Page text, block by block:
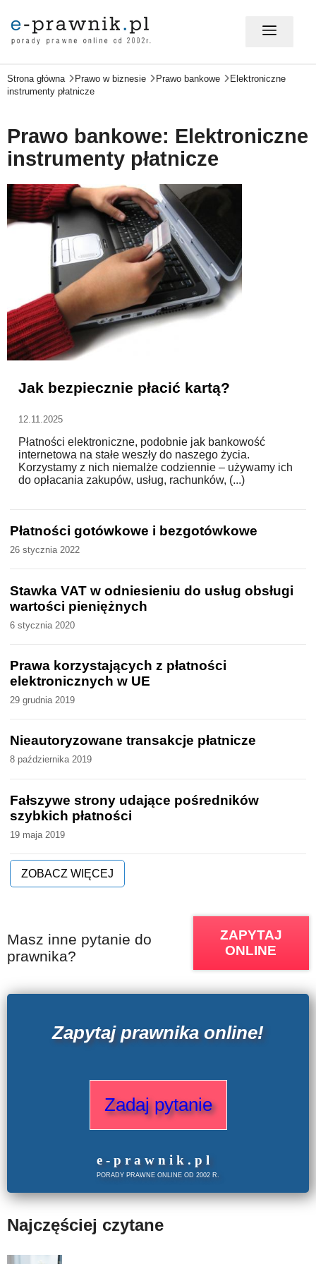
MÓJ E-PRAWNIK - LOGOWANIE
PORADY PRAWNE ONLINE
PRAWO NA CO DZIEŃ
PRAWO W BIZNESIE
ZMIANY W PRAWIE
WZORY DOKUMENTÓW
FORUM PRAWNE
Strona główna Prawo w biznesie Prawo bankowe
Elektroniczne
instrumenty płatnicze
Prawo bankowe: Elektroniczne
instrumenty płatnicze
Jak bezpiecznie płacić kartą?
12.11.2025
Płatności elektroniczne, podobnie jak bankowość
internetowa na stałe weszły do naszego życia.
Korzystamy z nich niemalże codziennie – używamy ich
do opłacania zakupów, usług, rachunków, (...)
Płatności gotówkowe i bezgotówkowe
26 stycznia 2022
Stawka VAT w odniesieniu do usług obsługi
wartości pieniężnych
6 stycznia 2020
Prawa korzystających z płatności
elektronicznych w UE
29 grudnia 2019
Nieautoryzowane transakcje płatnicze
8 października 2019
Fałszywe strony udające pośredników
szybkich płatności
19 maja 2019
ZOBACZ WIĘCEJ
Masz inne pytanie do
prawnika?
ZAPYTAJ
ONLINE
Zapytaj prawnika online!
Zadaj pytanie
e -prawnik . pl
PORADY PRAWNE ONLINE OD 2002 R.
Najczęściej czytane